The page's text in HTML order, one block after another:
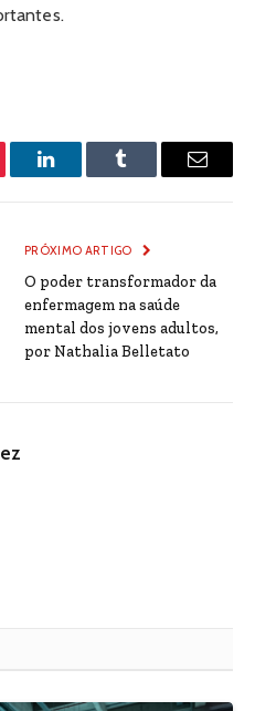
LinkedInTumblr Email
PRÓXIMO ARTIGO
O poder transformador da
enfermagem na saúde
mental dos jovens adultos,
por Nathalia Belletato